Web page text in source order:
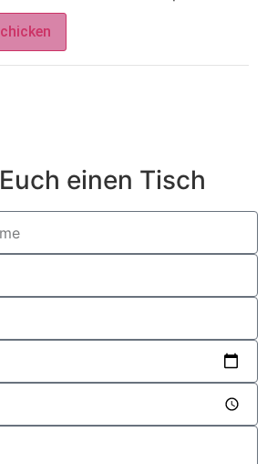
einen Tisch